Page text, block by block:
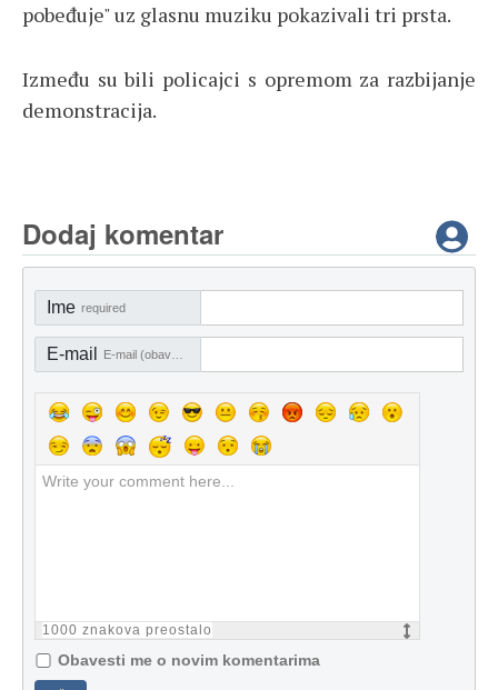
pobeđuje" uz glasnu muziku pokazivali tri prsta.
Između su bili policajci s opremom za razbijanje
demonstracija.
Dodaj komentar
Ime required
E-mail
1000 znakova preostalo
Obavesti me o novim komentarima